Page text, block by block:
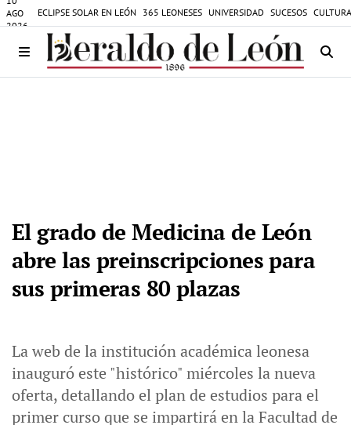
AGO
2026
ECLIPSE SOLAR EN LEÓN 365 LEONESES UNIVERSIDAD SUCESOS
El grado de Medicina de León
abre las preinscripciones para
sus primeras 80 plazas
La web de la institución académica leonesa
inauguró este "histórico" miércoles la nueva
oferta, detallando el plan de estudios para el
primer curso que se impartirá en la Facultad de